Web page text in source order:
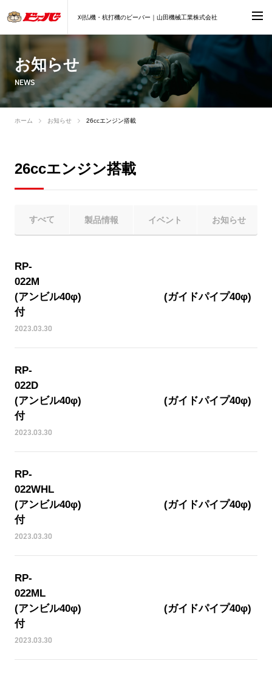
刈払機・杭打機のビーバー｜山田機械工業株式会社
お知らせ
NEWS
ホーム お知らせ 26ccエンジン搭載
26ccエンジン搭載
すべて 製品情報 イベント お知らせ
RP-
(アンビル40φ) (ガイドパイプ40φ)
付
2023.03.30
RP-
(アンビル40φ) (ガイドパイプ40φ)
付
2023.03.30
RP-
(アンビル40φ) (ガイドパイプ40φ)
付
2023.03.30
RP-
(アンビル40φ) (ガイドパイプ40φ)
付
2023.03.30